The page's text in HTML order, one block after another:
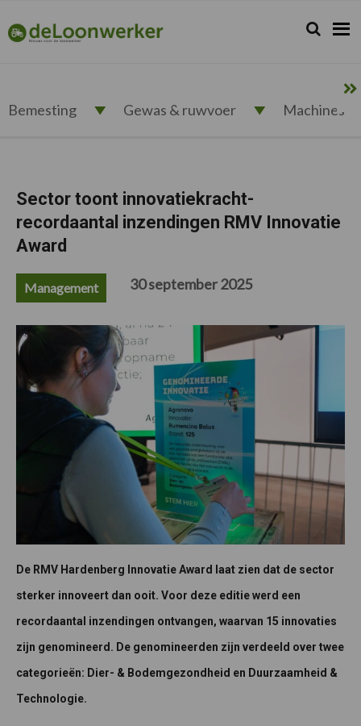
de
hoofdnavigatie
de
hoofd
de
eerste
de
voettekst
deloonwerker.nl Zoeken...
Zoek
Bemesting Gewas & ruwvoer Machines
Sector toont innovatiekracht-
recordaantal inzendingen RMV Innovatie
Award
Management 30 september 2025
De RMV Hardenberg Innovatie Award laat zien dat de sector
sterker innoveert dan ooit. Voor deze editie werd een
recordaantal inzendingen ontvangen, waarvan 15 innovaties
zijn genomineerd. De genomineerden zijn verdeeld over twee
categorieën: Dier- & Bodemgezondheid en Duurzaamheid &
Technologie.